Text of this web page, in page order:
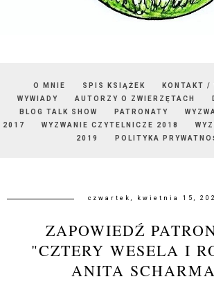
O MNIE SPIS KSIĄŻEK
KONTAKT /
WYWIADY
AUTORZY O ZWIERZĘTACH
BLOG TALK SHOW
PATRONATY
2017
WYZWANIE CZYTELNICZE 2018
2019
POLITYKA
czwartek, kwietnia 15,
ZAPOWIEDŹ
"CZTERY WESELA I
ANITA